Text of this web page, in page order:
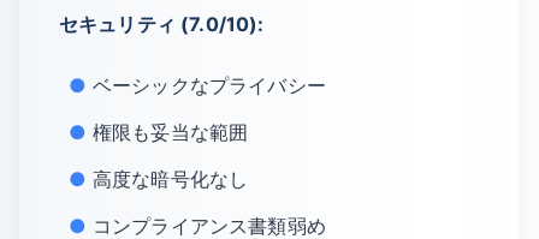
セキュリティ (7.0/10):
ベーシックなプライバシー
権限も妥当な範囲
高度な暗号化なし
コンプライアンス書類弱め